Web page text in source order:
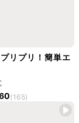
リプリ！簡単エ
(165)